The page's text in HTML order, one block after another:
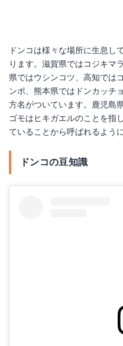
ドンコは様々な場所に生息し
ります。滋賀県ではコジキマ
県ではウシンコツ、高知では
ンポ、熊本県ではドンカッチ
方名がついています。鹿児島
ゴモはヒキガエルのことを指
ていることから呼ばれるよう
ドンコの豆知識